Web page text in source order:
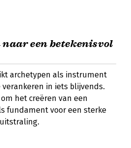
een betekenisvol
archetypen als instrument
in iets blijvends.
het creëren van een
fundament voor een sterke